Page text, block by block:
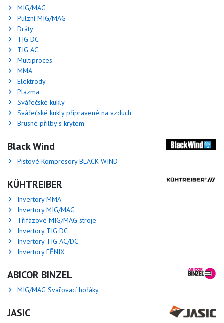
MIG/MAG
Pulzní MIG/MAG
Dráty
TIG DC
TIG AC
Multiproces
MMA
Elektrody
Plazma
Svářečské kukly
Svářečské kukly připravené na vzduch
Brusné přilby s krytem
Black Wind
Pístové Kompresory BLACK WIND
KÜHTREIBER
Invertory MMA
Invertory MIG/MAG
Třífázové MIG/MAG stroje
Invertory TIG DC
Invertory TIG AC/DC
Invertory FĒNIX
ABICOR BINZEL
MIG/MAG Svařovací hořáky
JASIC